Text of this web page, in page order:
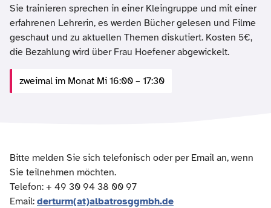
Sie trainieren sprechen in einer Kleingruppe und mit einer
erfahrenen Lehrerin, es werden Bücher gelesen und Filme
geschaut und zu aktuellen Themen diskutiert. Kosten 5€,
die Bezahlung wird über Frau Hoefener abgewickelt.
zweimal im Monat Mi 16:00 – 17:30
Bitte melden Sie sich telefonisch oder per Email an, wenn
Sie teilnehmen möchten.
Telefon: + 49 30 94 38 00 97
Email: derturm(at)albatrosggmbh.de